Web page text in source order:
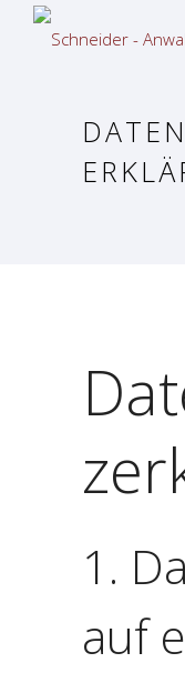
1.
auf